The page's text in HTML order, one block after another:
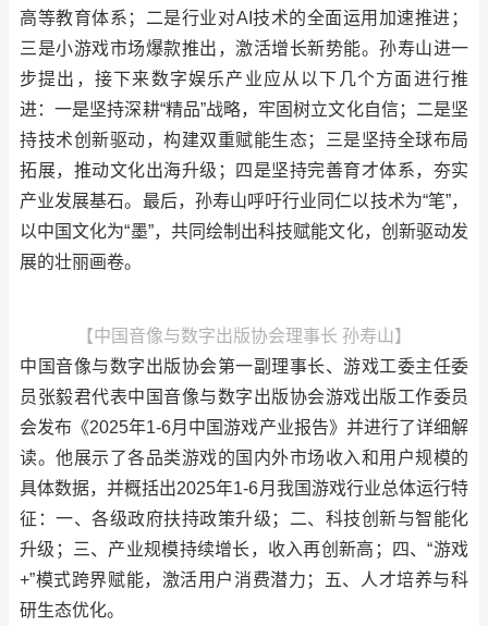
高等教育体系；二是行业对AI技术的全面运用加速推进；
三是小游戏市场爆款推出，激活增长新势能。孙寿山进一
步提出，接下来数字娱乐产业应从以下几个方面进行推
进：一是坚持深耕“精品”战略，牢固树立文化自信；二是坚
持技术创新驱动，构建双重赋能生态；三是坚持全球布局
拓展，推动文化出海升级；四是坚持完善育才体系，夯实
产业发展基石。最后，孙寿山呼吁行业同仁以技术为“笔”，
以中国文化为“墨”，共同绘制出科技赋能文化，创新驱动发
展的壮丽画卷。
【中国音像与数字出版协会理事长 孙寿山】
中国音像与数字出版协会第一副理事长、游戏工委主任委
员张毅君代表中国音像与数字出版协会游戏出版工作委员
会发布《2025年1-6月中国游戏产业报告》并进行了详细解
读。他展示了各品类游戏的国内外市场收入和用户规模的
具体数据，并概括出2025年1-6月我国游戏行业总体运行特
征：一、各级政府扶持政策升级；二、科技创新与智能化
升级；三、产业规模持续增长，收入再创新高；四、“游戏
+”模式跨界赋能，激活用户消费潜力；五、人才培养与科
研生态优化。